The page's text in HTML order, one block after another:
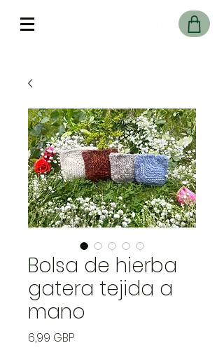
Bolsa de hierba
gatera tejida a
mano
6,99 GBPPrecio